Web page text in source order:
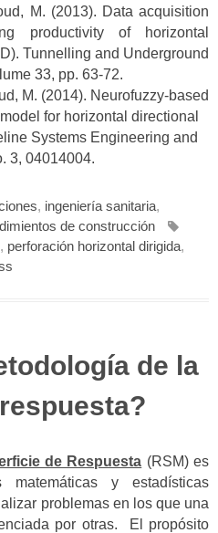
M. (2013). Data acquisition
productivity of horizontal
Tunnelling and Underground
33, pp. 63-72.
M. (2014). Neurofuzzy-based
for horizontal directional
Systems Engineering and
3, 04014004.
, ingeniería sanitaria,
de construcción
, perforación horizontal dirigida,
de la
de Respuesta (RSM) es
y estadísticas
problemas en los que una
por otras. El propósito